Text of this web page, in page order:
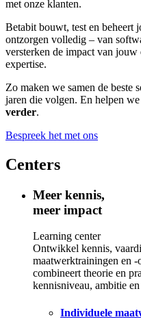
met onze klanten.
Betabit bouwt, test en beheert
ontzorgen volledig – van
versterken de impact van
expertise.
Zo maken we samen de beste
jaren die volgen. En helpen
verder.
Bespreek het met ons
Centers
Meer kennis,
meer impact
Learning center
Ontwikkel kennis,
maatwerktrainingen en
combineert theorie en
kennisniveau, ambitie
Individuele